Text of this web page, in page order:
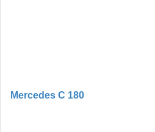
Mercedes C 180